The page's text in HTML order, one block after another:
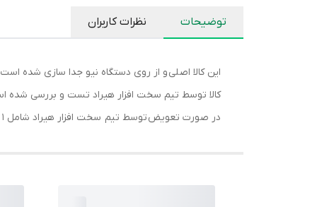
توضیحات نظرات کاربران
این کالا اصلی و از روی دستگاه نیو جدا سازی شده
کالا توسط تیم سخت افزار هیراد تست و بررسی شده
در صورت تعویض توسط تیم سخت افزار هیراد شامل 1 ماه گارانتی می باشد.